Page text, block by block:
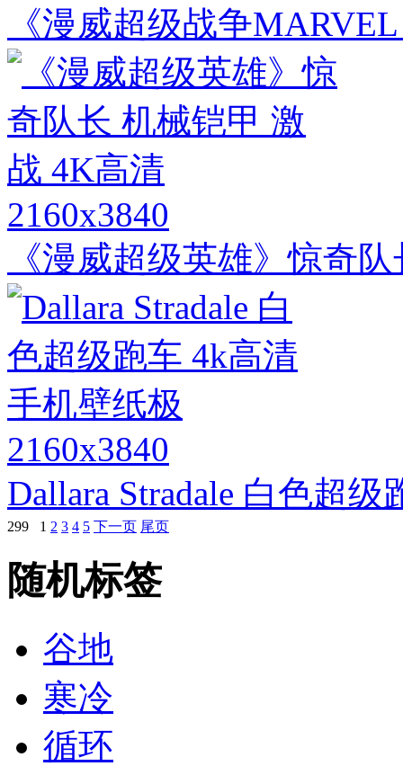
《漫威超级战争
2160x3840
《漫威超级英雄》惊奇
2160x3840
Dallara Stradale 白色超
299 1 2 3 4 5 下一页 尾页
随机标签
谷地
寒冷
循环